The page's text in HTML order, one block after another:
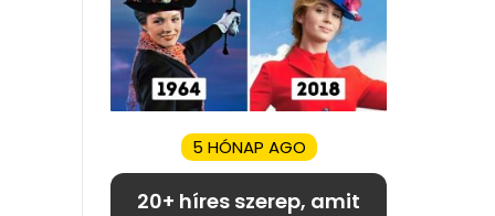
5 HÓNAP AGO
20+ híres szerep, amit